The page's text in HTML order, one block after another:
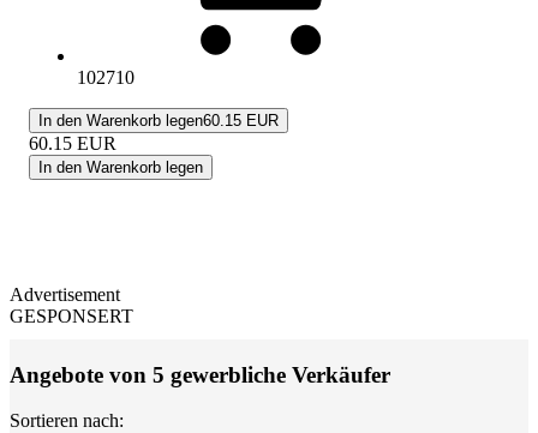
102710
In den Warenkorb legen60.15 EUR
60.15 EUR
In den Warenkorb legen
Advertisement
GESPONSERT
Angebote von 5 gewerbliche Verkäufer
Sortieren nach: